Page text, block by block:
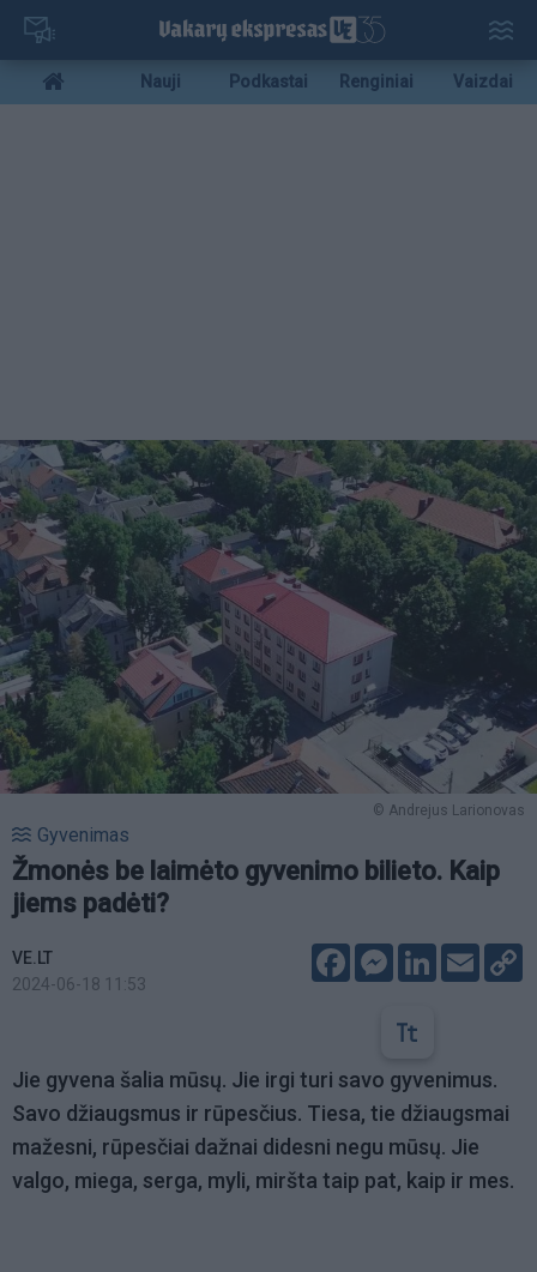
Pereiti
pagrindinį
turinį
Mobile
menu
Nauji Podkastai Renginiai Vaizdai
© Andrejus Larionovas
Gyvenimas
Žmonės be laimėto gyvenimo bilieto. Kaip
jiems padėti?
VE.LT
2024-06-18 11:53
FacebookMessenger
LinkedIn
Email
Jie gyvena šalia mūsų. Jie irgi turi savo gyvenimus.
Savo džiaugsmus ir rūpesčius. Tiesa, tie džiaugsmai
mažesni, rūpesčiai dažnai didesni negu mūsų. Jie
valgo, miega, serga, myli, miršta taip pat, kaip ir mes.